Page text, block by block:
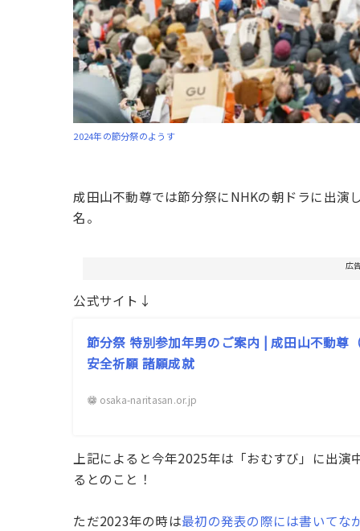
2024年の節分祭のようす
成田山不動尊では節分祭にNHKの朝ドラに出演
名。
広
公式サイト↓
節分祭 特別参加年男のご案内 | 成田山不動尊
安全祈願 諸願成就
osaka-naritasan.or.jp
上記によると今年2025年は「おむすび」に出演
るとのこと！
ただ2023年の時は最初の発表の際には書いてな